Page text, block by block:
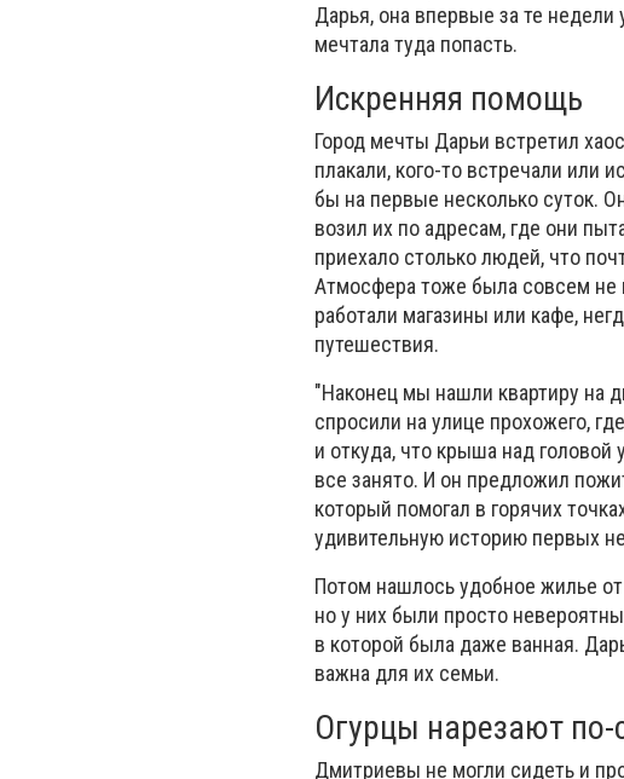
Дарья, она впервые за те
мечтала туда попасть.
Искренняя помощь
Город мечты Дарьи встретил
плакали, кого-то встречали или
бы на первые несколько суток.
возил их по адресам, где они
приехало столько людей, что
Атмосфера тоже была совсем не
работали магазины или кафе,
путешествия.
"Наконец мы нашли квартиру на
спросили на улице прохожего,
и откуда, что крыша над головой
все занято. И он предложил
который помогал в горячих
удивительную историю первых
Потом нашлось удобное жилье
но у них были просто
в которой была даже ванная.
важна для их семьи.
Огурцы нарезают по-
Дмитриевы не могли сидеть и